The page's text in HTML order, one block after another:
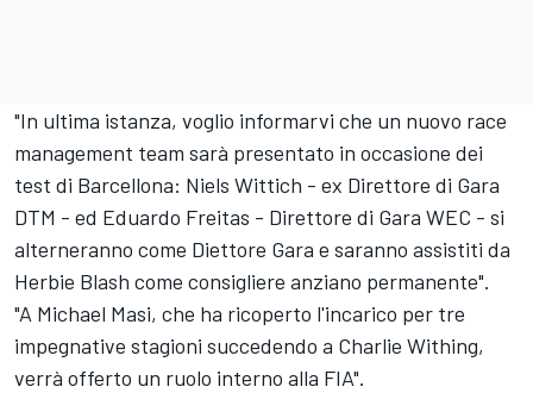
"In ultima istanza, voglio informarvi che un nuovo race
management team sarà presentato in occasione dei
test di Barcellona: Niels Wittich - ex Direttore di Gara
DTM - ed Eduardo Freitas - Direttore di Gara WEC - si
alterneranno come Diettore Gara e saranno assistiti da
Herbie Blash come consigliere anziano permanente".
"A Michael Masi, che ha ricoperto l'incarico per tre
impegnative stagioni succedendo a Charlie Withing,
verrà offerto un ruolo interno alla FIA".